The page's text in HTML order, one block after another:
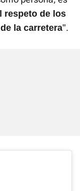
respeto de los
la carretera".